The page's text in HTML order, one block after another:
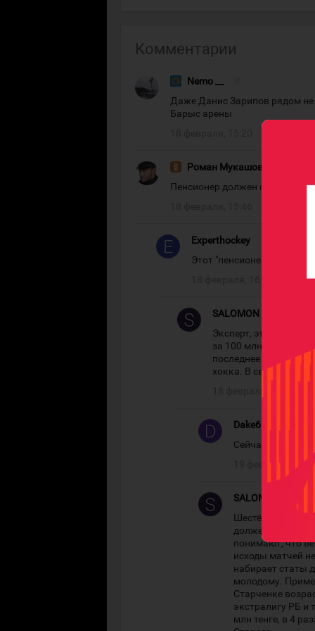
Комментарии
Nemo __
Даже Данис Зарипов рядом
Барыс арены
Роман Мукашов
Пенсионер должен отдохнуть ,
Experthockey
Этот "пенсионер" даст
SALOMON
Эксперт, этого
за 100 млн тенге не
последнее место в
хокка. В свое время
Dake6
Сейчас Старый
19 февраля, 00:28
SALOMON
Шестёрка
должен
понимают, что
исходы матчей
набирает статы
молодому.
Старченке
экстралигу РБ и
млн тенге, в 4